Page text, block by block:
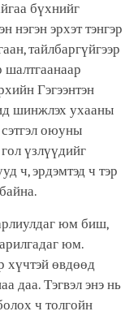
бүхнийг
нэгэн эрхэт тэнгэр
тайлбаргүйгээр
Гэгээнтэн
шинжлэх ухааны
оюуны
үзлүүдийг
ч, эрдэмтэд ч тэр
юм биш,
юм.
хүчтэй өвдөөд
даа. Тэгвэл энэ нь
ч толгойн